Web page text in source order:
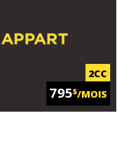
2CC
795$/MOIS